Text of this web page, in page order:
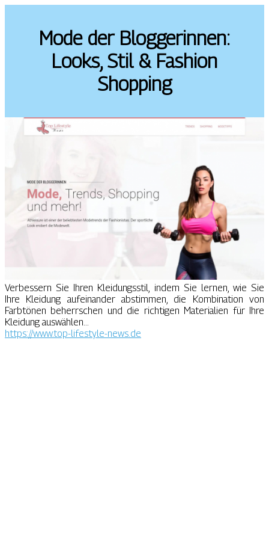
Mode der Bloggerinnen:
Looks, Stil & Fashion
Shopping
Verbessern Sie Ihren Kleidungsstil, indem Sie lernen, wie Sie
Ihre Kleidung aufeinander abstimmen, die Kombination von
Farbtönen beherrschen und die richtigen Materialien für Ihre
Kleidung auswählen...
https://www.top-lifestyle-news.de